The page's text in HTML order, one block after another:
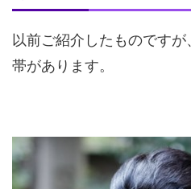
以前ご紹介したものです
帯があります。